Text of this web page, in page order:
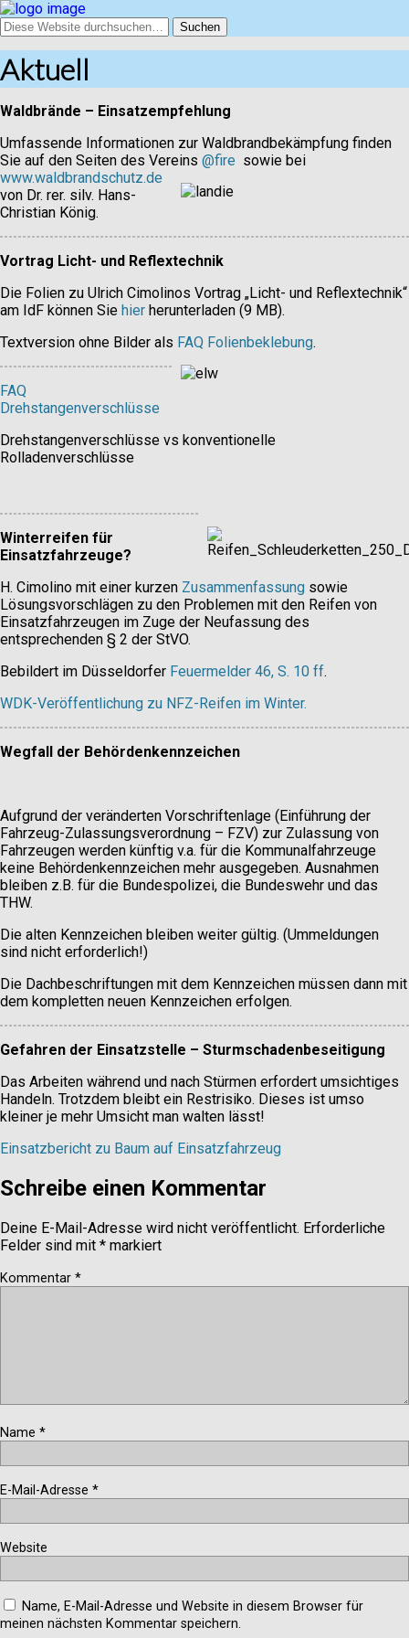
Aktuell
Waldbrände – Einsatzempfehlung
Umfassende Informationen zur Waldbrandbekämpfung finden
Sie auf den Seiten des Vereins @fire sowie bei
www.waldbrandschutz.de
von Dr. rer. silv. Hans-
Christian König.
Vortrag Licht- und Reflextechnik
Die Folien zu Ulrich Cimolinos Vortrag „Licht- und Reflextechnik“
am IdF können Sie hier herunterladen (9 MB).
Textversion ohne Bilder als FAQ Folienbeklebung.
FAQ
Drehstangenverschlüsse
Drehstangenverschlüsse vs konventionelle
Rolladenverschlüsse
Winterreifen für
Einsatzfahrzeuge?
H. Cimolino mit einer kurzen Zusammenfassung sowie
Lösungsvorschlägen zu den Problemen mit den Reifen von
Einsatzfahrzeugen im Zuge der Neufassung des
entsprechenden § 2 der StVO.
Bebildert im Düsseldorfer Feuermelder 46, S. 10 ff.
WDK-Veröffentlichung zu NFZ-Reifen im Winter.
Wegfall der Behördenkennzeichen
Aufgrund der veränderten Vorschriftenlage (Einführung der
Fahrzeug-Zulassungsverordnung – FZV) zur Zulassung von
Fahrzeugen werden künftig v.a. für die Kommunalfahrzeuge
keine Behördenkennzeichen mehr ausgegeben. Ausnahmen
bleiben z.B. für die Bundespolizei, die Bundeswehr und das
THW.
Die alten Kennzeichen bleiben weiter gültig. (Ummeldungen
sind nicht erforderlich!)
Die Dachbeschriftungen mit dem Kennzeichen müssen dann mit
dem kompletten neuen Kennzeichen erfolgen.
Gefahren der Einsatzstelle – Sturmschadenbeseitigung
Das Arbeiten während und nach Stürmen erfordert umsichtiges
Handeln. Trotzdem bleibt ein Restrisiko. Dieses ist umso
kleiner je mehr Umsicht man walten lässt!
Einsatzbericht zu Baum auf Einsatzfahrzeug
Schreibe einen Kommentar
Deine E-Mail-Adresse wird nicht veröffentlicht. Erforderliche
Felder sind mit * markiert
Kommentar *
Name *
E-Mail-Adresse *
Website
Name, E-Mail-Adresse und Website in diesem Browser für
meinen nächsten Kommentar speichern.